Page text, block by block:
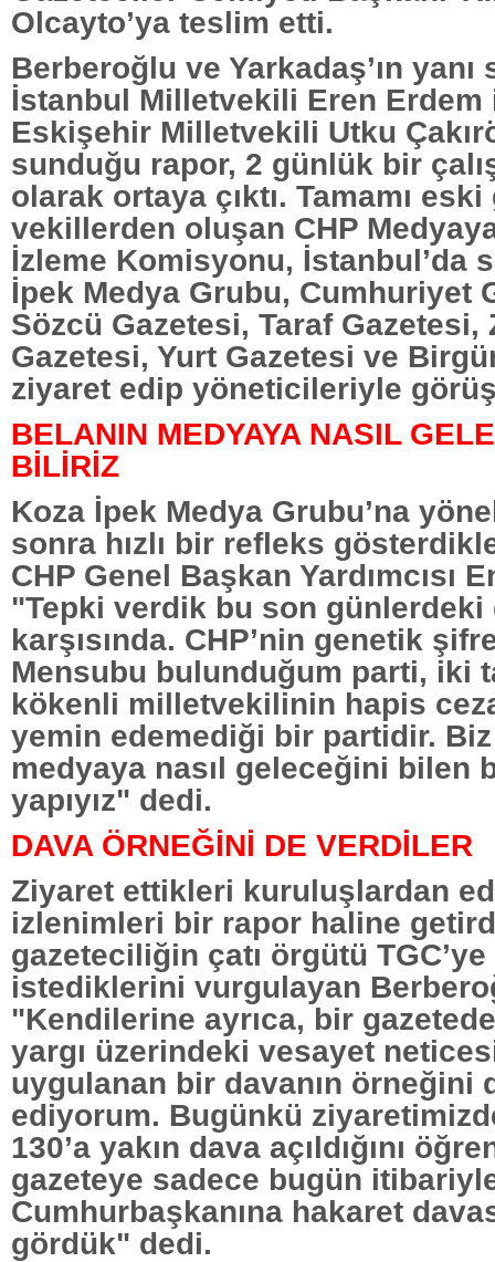
Olcayto’ya teslim etti.
Berberoğlu ve Yarkadaş’ın yanı
İstanbul Milletvekili Eren Erdem
Eskişehir Milletvekili Utku
sunduğu rapor, 2 günlük bir
olarak ortaya çıktı. Tamamı
vekillerden oluşan CHP
İzleme Komisyonu, İstanbul’da
İpek Medya Grubu, Cumhuriyet
Sözcü Gazetesi, Taraf Gazetesi,
Gazetesi, Yurt Gazetesi ve
ziyaret edip yöneticileriyle
BELANIN MEDYAYA NASIL
BİLİRİZ
Koza İpek Medya Grubu’na
sonra hızlı bir refleks
CHP Genel Başkan Yardımcısı
"Tepki verdik bu son günlerdeki
karşısında. CHP’nin genetik
Mensubu bulunduğum parti, iki
kökenli milletvekilinin hapis
yemin edemediği bir partidir. Biz
medyaya nasıl geleceğini bilen
yapıyız" dedi.
DAVA ÖRNEĞİNİ DE VERDİLER
Ziyaret ettikleri kuruluşlardan
izlenimleri bir rapor haline
gazeteciliğin çatı örgütü
istediklerini vurgulayan
"Kendilerine ayrıca, bir
yargı üzerindeki vesayet
uygulanan bir davanın örneğini
ediyorum. Bugünkü
130’a yakın dava açıldığını
gazeteye sadece bugün
Cumhurbaşkanına hakaret
gördük" dedi.